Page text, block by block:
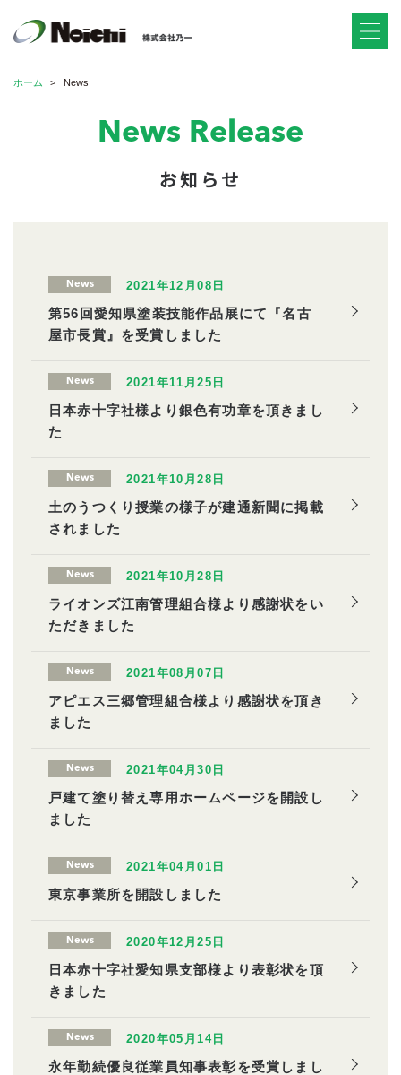
ホーム News
News Release
お知らせ
News 2021年12月08日
第56回愛知県塗装技能作品展にて『名古
屋市長賞』を受賞しました
News 2021年11月25日
日本赤十字社様より銀色有功章を頂きまし
た
News 2021年10月28日
土のうつくり授業の様子が建通新聞に掲載
されました
News 2021年10月28日
ライオンズ江南管理組合様より感謝状をい
ただきました
News 2021年08月07日
アピエス三郷管理組合様より感謝状を頂き
ました
News 2021年04月30日
戸建て塗り替え専用ホームページを開設し
ました
News 2021年04月01日
東京事業所を開設しました
News 2020年12月25日
日本赤十字社愛知県支部様より表彰状を頂
きました
News 2020年05月14日
永年勤続優良従業員知事表彰を受賞しまし